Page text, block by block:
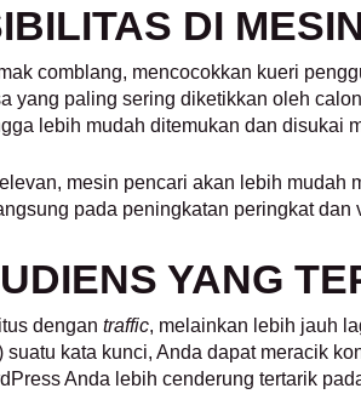
DI
comblang, mencocokkan kueri
yang paling sering diketikkan oleh
lebih mudah ditemukan dan disukai
mesin pencari akan lebih
pada peningkatan peringkat dan
YANG
dengan traffic, melainkan lebih jauh
suatu kata kunci, Anda dapat meracik
Anda lebih cenderung tertarik